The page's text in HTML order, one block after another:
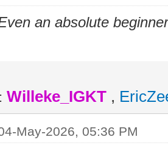
an absolute
Willeke_IGKT ,
May-2026, 05:36 PM